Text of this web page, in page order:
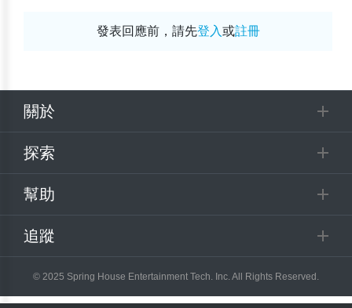
發表回應前，請先登入或註冊
關於
探索
幫助
追蹤
© 2025 Spring House Entertainment Tech. Inc. All Rights Reserved.